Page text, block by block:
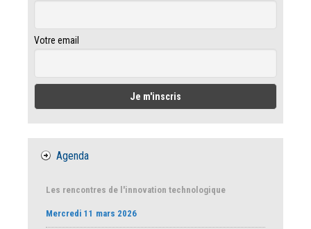
Votre email
Agenda
Les rencontres de l'innovation technologique
Mercredi 11 mars 2026